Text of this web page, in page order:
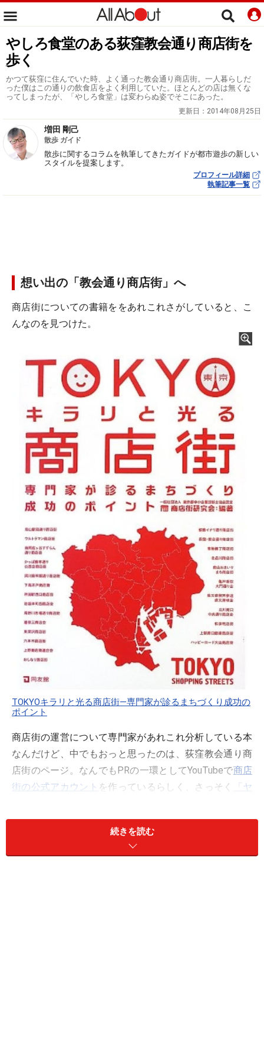
やしろ食堂のある荻窪教会通り商店街を
歩く
かつて荻窪に住んでいた時、よく通った教会通り商店街。一人暮らしだ
った僕はこの通りの飲食店をよく利用していた。ほとんどの店は無くな
ってしまったが、「やしろ食堂」は変わらぬ姿でそこにあった。
更新日： 2014年08月25日
増田 剛己
散歩 ガイド
散歩に関するコラムを執筆してきたガイドが都市遊歩の新しい
スタイルを提案します。
プロフィール詳細
執筆記事一覧
想い出の「教会通り商店街」へ
商店街についての書籍ををあれこれさがしていると、こ
んなのを見つけた。
TOKYOキラリと光る商店街―専門家が診るまちづくり成功の
ポイント
商店街の運営について専門家があれこれ分析している本
なんだけど、中でもおっと思ったのは、荻窪教会通り商
店街のページ。なんでもPRの一環としてYouTubeで商店
街の公式アカウント を作っているらしく、さっそく
「ヤ
のままだ！
というのも、僕は1982年の4月から半年、86年から4年ほ
続きを読む